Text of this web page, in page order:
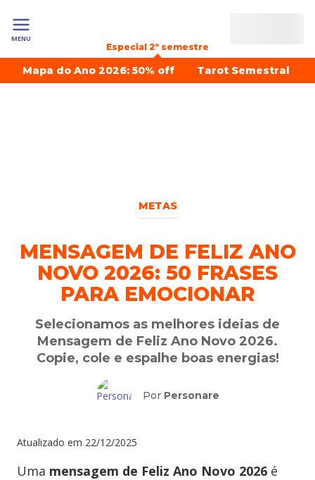
MENU
Especial 2º semestre
Mapa do Ano 2026: 50% off Tarot Semestral
METAS
MENSAGEM DE FELIZ ANO
NOVO 2026: 50 FRASES
PARA EMOCIONAR
Selecionamos as melhores ideias de
Mensagem de Feliz Ano Novo 2026.
Copie, cole e espalhe boas energias!
Por Personare
Atualizado em 22/12/2025
Uma mensagem de Feliz Ano Novo 2026 é